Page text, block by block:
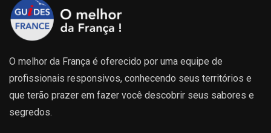
O melhor da França é oferecido por uma equipe de
profissionais responsivos, conhecendo seus territórios e
que terão prazer em fazer você descobrir seus sabores e
segredos.